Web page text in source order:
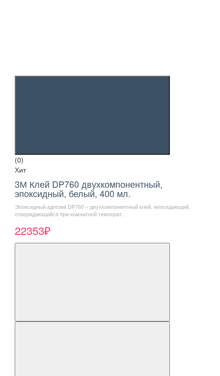
(0)
Хит
3М Клей DP760 двухкомпонентный,
эпоксидный, белый, 400 мл.
Эпоксидный адгезив DP760 – двухкомпонентный клей, неоседающий,
отверждающийся при комнатной температ..
22353₽